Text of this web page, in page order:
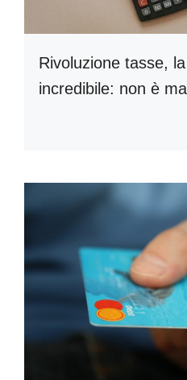
Rivoluzione tasse,
incredibile: non è